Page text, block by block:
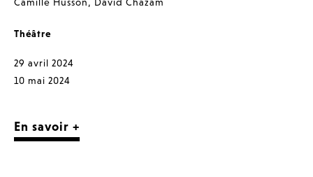
Camille Husson, David Chazam
Théâtre
29 avril 2024
10 mai 2024
En savoir +